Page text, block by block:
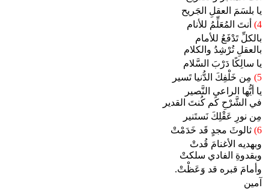
يا بلسَمَ العقلِ الجَريح
4)
أنتَ المُعَلِّمُ للأنام
بالكلِّ تَدْفَعُ للأمام
بالعقلِ تُرْشِدُ والكلام
يا سالِكًا دَرْبَ السَّلام
5)
مِن خَلْفِكَ الدُّنيا تَسير
يا أيُّها الراعي النَّصير
في الشَّرْحِ كَم كُنتَ القدير
مِن نورِ عَقْلِكَ نَستَنير
6) ثالوثَ مجدٍ قَد خَدَمْتْ
وبهديه الأغنامَ قُدتْ
وبقدوةِ الفادي سلكتْ
وأمامَ قبره قد وَعَظْتْ.
آمين